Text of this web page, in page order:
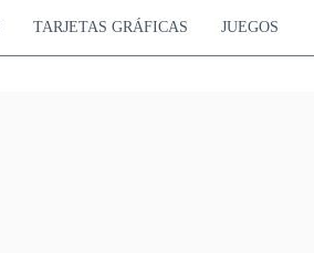
TARJETAS GRÁFICAS JUEGOS